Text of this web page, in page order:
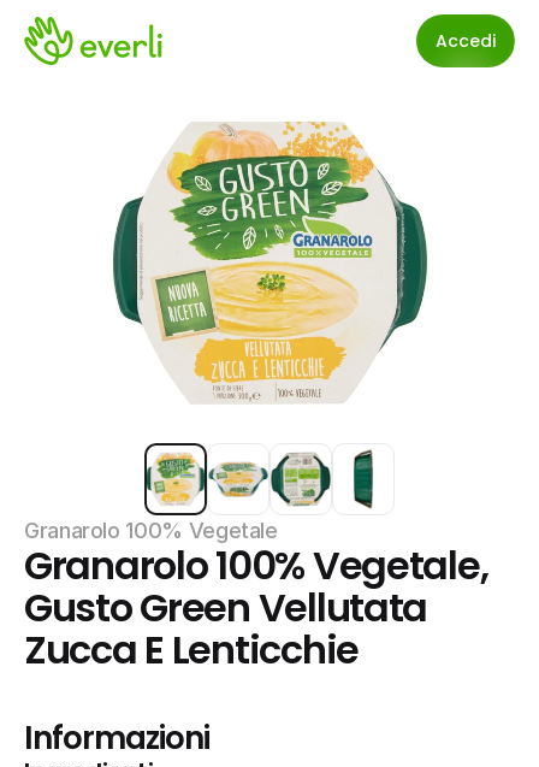
Accedi
Granarolo 100% Vegetale
Granarolo 100% Vegetale,
Gusto Green Vellutata
Zucca E Lenticchie
Informazioni